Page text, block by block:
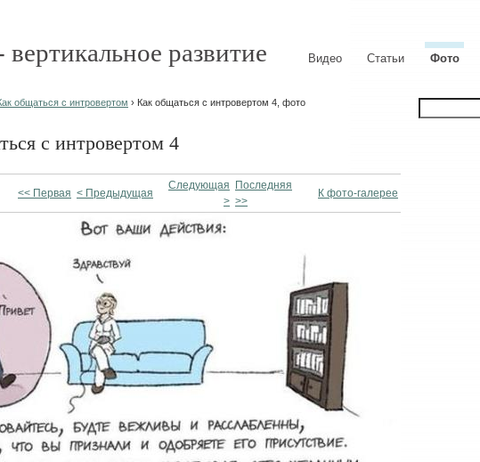
развитие Видео Статьи Фото
общаться с интровертом › Как общаться с интровертом 4, фото
с интровертом 4
<< Первая < Предыдущая
Следующая
>
Последняя
>>
К фото-галерее